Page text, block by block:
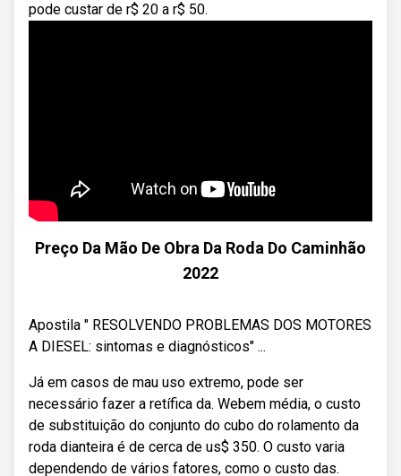
pode custar de r$ 20 a r$ 50.
Preço Da Mão De Obra Da Roda Do Caminhão
2022
Apostila " RESOLVENDO PROBLEMAS DOS MOTORES
A DIESEL: sintomas e diagnósticos" ...
Já em casos de mau uso extremo, pode ser
necessário fazer a retífica da. Webem média, o custo
de substituição do conjunto do cubo do rolamento da
roda dianteira é de cerca de us$ 350. O custo varia
dependendo de vários fatores, como o custo das.